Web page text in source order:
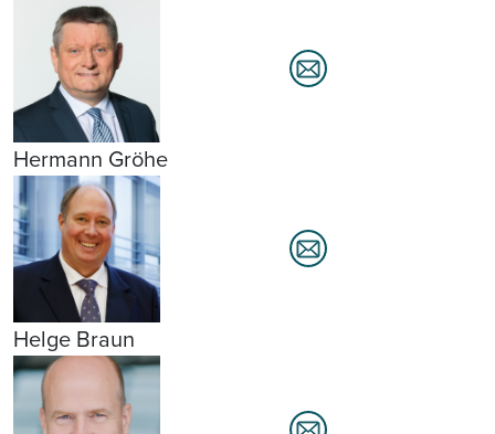
Hermann Gröhe
Helge Braun